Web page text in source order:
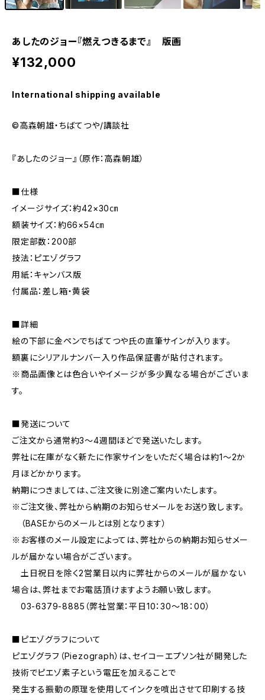
あしたのジョー『燃えつきるまで』 版画
¥132,000
International shipping available
©高森朝雄・ちばてつや/講談社
『あしたのジョー』（原作：高森朝雄）
■仕様
イメージサイズ：約42×30㎝
額装サイズ：約66×54㎝
限定部数：200部
技法：ピエゾグラフ
用紙：キャンバス版
付属品：差し箱・黄袋
■詳細
絵の下部に金ペンでちばてつや氏の直筆サインが入ります。
額裏にシリアルナンバー入り作品保証書が貼付されます。
※商品画像とは色合いやイメージが多少異なる場合がございま
す。
■発送について
ご注文から通常約3〜4週間ほどで発送いたします。
弊社に在庫がなく新たに作家サインをいただく場合は約1〜2か
月ほどかかります。
納期につきましては、ご注文後に別途ご案内いたします。
※ご注文後、弊社から納期のお知らせメールをお送り致します。
（BASEからのメールとは別となります）
※お客様のメール設定によっては、弊社からの納期お知らせメー
ルが届かない場合がございます。
土日祝日を除く2営業日以内に弊社からのメールが届かない
場合は、弊社までお電話頂けますようお願い致します。
03-6379-8885（弊社営業：平日10：30〜18：00）
■ピエゾグラフについて
ピエゾグラフ（Piezograph）は、セイコーエプソン社が開発した
技術でピエゾ素子という電圧を加えることで
発生する振動の原理を使用してインクを噴出させて印刷する技